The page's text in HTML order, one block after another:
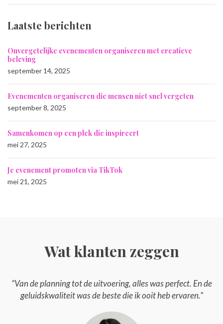
Laatste berichten
Onvergetelijke evenementen organiseren met creatieve
beleving
september 14, 2025
Evenementen organiseren die mensen niet snel vergeten
september 8, 2025
Samenkomen op een plek die inspireert
mei 27, 2025
Je evenement promoten via TikTok
mei 21, 2025
Wat klanten zeggen
“Van de planning tot de uitvoering, alles was perfect. En de
geluidskwaliteit was de beste die ik ooit heb ervaren.”